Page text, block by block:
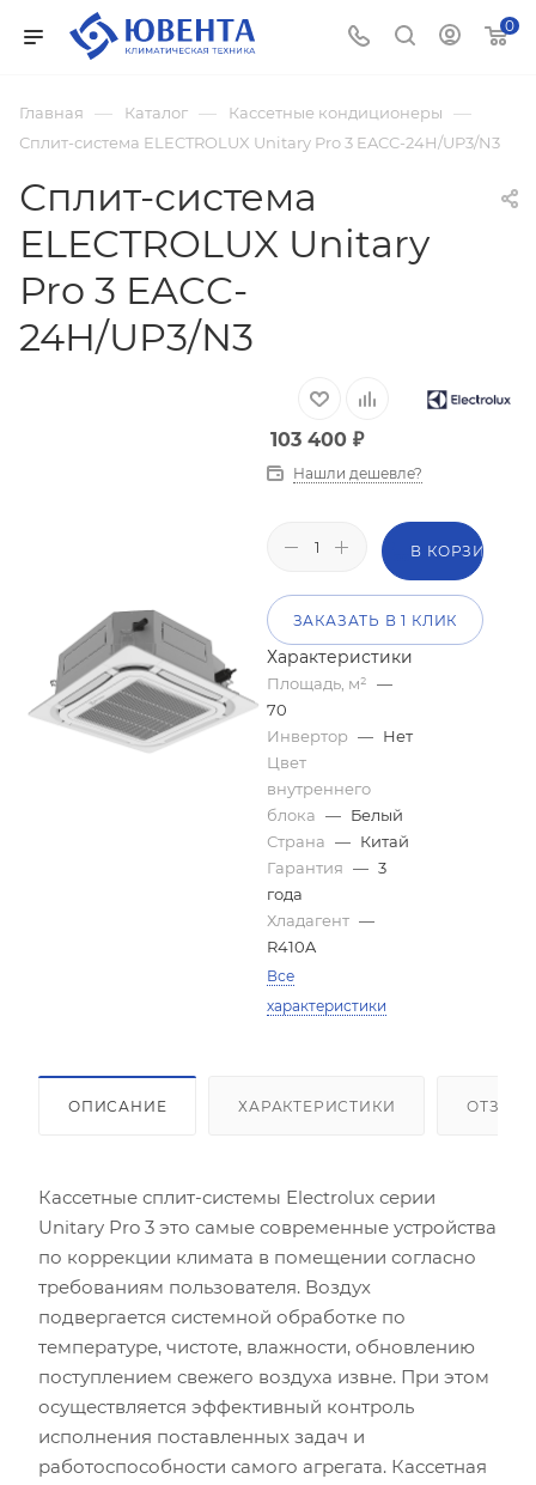
0
Главная — Каталог — Кассетные кондиционеры —
Сплит-система ELECTROLUX Unitary Pro 3 EACC-24H/UP3/N3
Сплит-система
ELECTROLUX Unitary
Pro 3 EACC-
24H/UP3/N3
103 400₽
Нашли дешевле?
В КОРЗИНУ
ЗАКАЗАТЬ В 1 КЛИК
Характеристики
Площадь, м² —
70
Инвертор — Нет
Цвет
внутреннего
блока — Белый
Страна — Китай
Гарантия — 3
года
Хладагент —
R410A
Все
характеристики
ОПИСАНИЕ ХАРАКТЕРИСТИКИ
Кассетные сплит-системы Electrolux серии
Unitary Pro 3 это самые современные устройства
по коррекции климата в помещении согласно
требованиям пользователя. Воздух
подвергается системной обработке по
температуре, чистоте, влажности, обновлению
поступлением свежего воздуха извне. При этом
осуществляется эффективный контроль
исполнения поставленных задач и
работоспособности самого агрегата. Кассетная